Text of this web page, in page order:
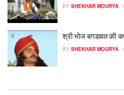
BY SHEKHAR MOURYA
श्री भोज बगडावत की
BY SHEKHAR MOURYA